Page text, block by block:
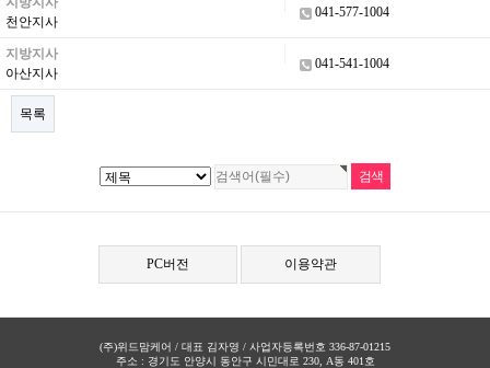
천안지사
041-577-1004
지방지사
아산지사
041-541-1004
목록
PC버전 이용약관
(주)위드맘케어 / 대표 김자영 / 사업자등록번호 336-87-01215
주소 : 경기도 안양시 동안구 시민대로 230, A동 401호